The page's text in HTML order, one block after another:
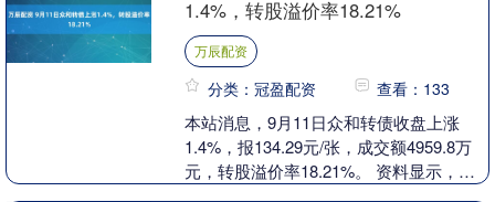
1.4%，转股溢价率18.21%
万辰配资
分类：冠盈配资 查看：133
本站消息，9月11日众和转债收盘上涨
1.4%，报134.29元/张，成交额4959.8万
元，转股溢价率18.21%。 资料显示，众